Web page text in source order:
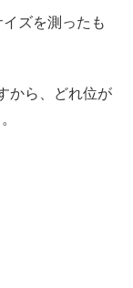
ズを測ったも
から、どれ位が